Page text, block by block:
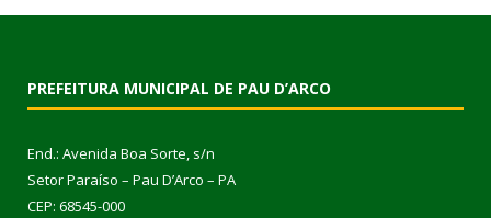
PREFEITURA MUNICIPAL DE PAU D’ARCO
End.: Avenida Boa Sorte, s/n
Setor Paraíso – Pau D’Arco – PA
CEP: 68545-000